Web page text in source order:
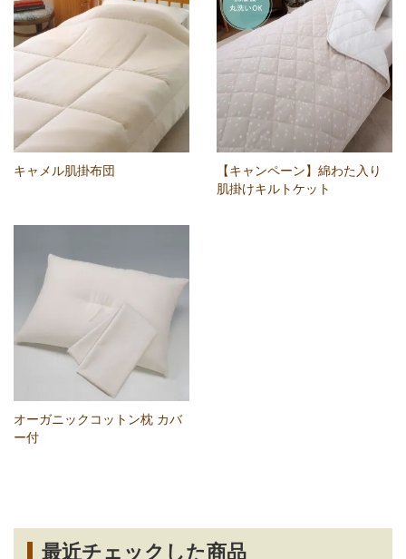
キャメル肌掛布団
【キャンペーン】綿わた入り
肌掛けキルトケット
オーガニックコットン枕 カバ
ー付
最近チェックした商品